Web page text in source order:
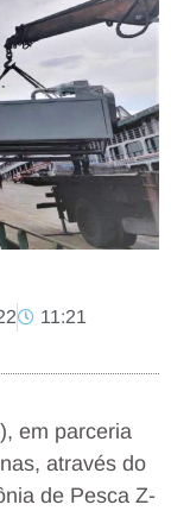
11:21
em parceria
através do
de Pesca Z-